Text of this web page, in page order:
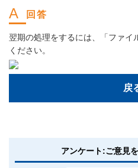
翌期の処理をするには、「ファイ
ください。
戻
アンケート:ご意見